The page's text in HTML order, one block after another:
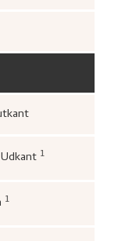
1
Bogtrykkeri,
1